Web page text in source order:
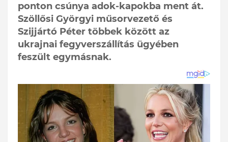
ponton csúnya adok-kapokba ment át.
Szöllősi Györgyi műsorvezető és
Szijjártó Péter többek között az
ukrajnai fegyverszállítás ügyében
feszült egymásnak.